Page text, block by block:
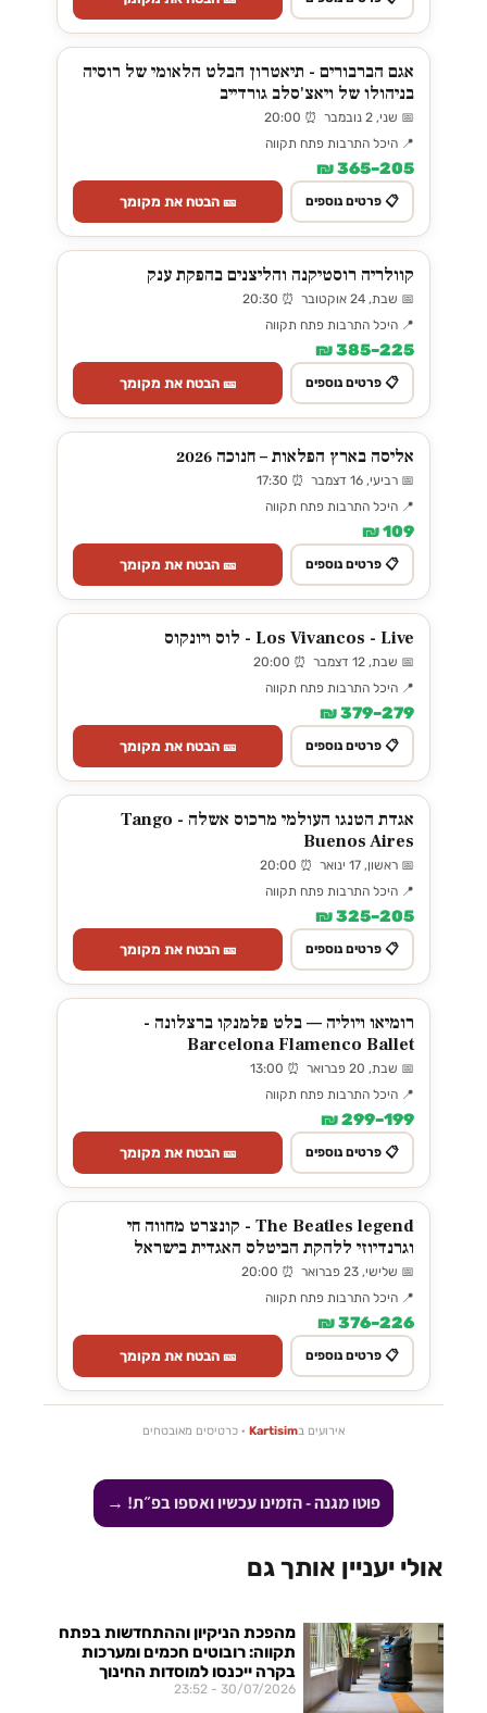
אגם הברבורים - תיאטרון הבלט הלאומי של רוסיה
בניהולו של ויאצ'סלב גורדייב
📅 שני, 2 נובמבר ⏰ 20:00
📍 היכל התרבות פתח תקווה
205–365 ₪
📋 פרטים נוספים 🎫 הבטח את מקומך
קוולריה רוסטיקנה והליצנים בהפקת ענק
📅 שבת, 24 אוקטובר ⏰ 20:30
📍 היכל התרבות פתח תקווה
225–385 ₪
📋 פרטים נוספים 🎫 הבטח את מקומך
אליסה בארץ הפלאות – חנוכה 2026
📅 רביעי, 16 דצמבר ⏰ 17:30
📍 היכל התרבות פתח תקווה
109 ₪
📋 פרטים נוספים 🎫 הבטח את מקומך
Los Vivancos - Live - לוס ויונקוס
📅 שבת, 12 דצמבר ⏰ 20:00
📍 היכל התרבות פתח תקווה
279–379 ₪
📋 פרטים נוספים 🎫 הבטח את מקומך
אגדת הטנגו העולמי מרכוס אשלה - Tango
Buenos Aires
📅 ראשון, 17 ינואר ⏰ 20:00
📍 היכל התרבות פתח תקווה
205–325 ₪
📋 פרטים נוספים 🎫 הבטח את מקומך
רומיאו ויוליה — בלט פלמנקו ברצלונה -
Barcelona Flamenco Ballet
📅 שבת, 20 פברואר ⏰ 13:00
📍 היכל התרבות פתח תקווה
199–299 ₪
📋 פרטים נוספים 🎫 הבטח את מקומך
The Beatles legend - קונצרט מחווה חי
וגרנדיוזי ללהקת הביטלס האגדית בישראל
📅 שלישי, 23 פברואר ⏰ 20:00
📍 היכל התרבות פתח תקווה
226–376 ₪
📋 פרטים נוספים 🎫 הבטח את מקומך
אירועים בKartisim · כרטיסים מאובטחים
פוטו מגנה - הזמינו עכשיו ואספו בפ״ת! →
אולי יעניין אותך גם
מהפכת הניקיון וההתחדשות בפתח
תקווה: רובוטים חכמים ומערכות
בקרה ייכנסו למוסדות החינוך
30/07/2026